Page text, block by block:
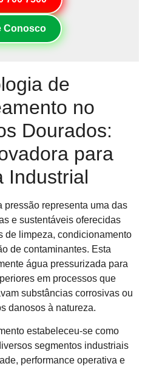
Conosco
de
no
Dourados:
para
Industrial
pressão representa uma das
e sustentáveis oferecidas
de limpeza, condicionamento
de contaminantes. Esta
água pressurizada para
em processos que
substâncias corrosivas ou
danosos à natureza.
estabeleceu-se como
segmentos industriais
performance operativa e